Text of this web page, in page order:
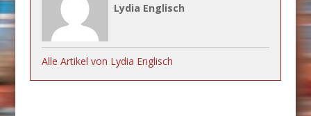
Lydia Englisch
Alle Artikel von Lydia Englisch